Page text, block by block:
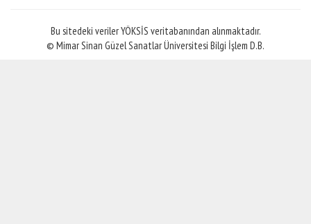
Bu sitedeki veriler YÖKSİS veritabanından alınmaktadır.
© Mimar Sinan Güzel Sanatlar Üniversitesi Bilgi İşlem D.B.